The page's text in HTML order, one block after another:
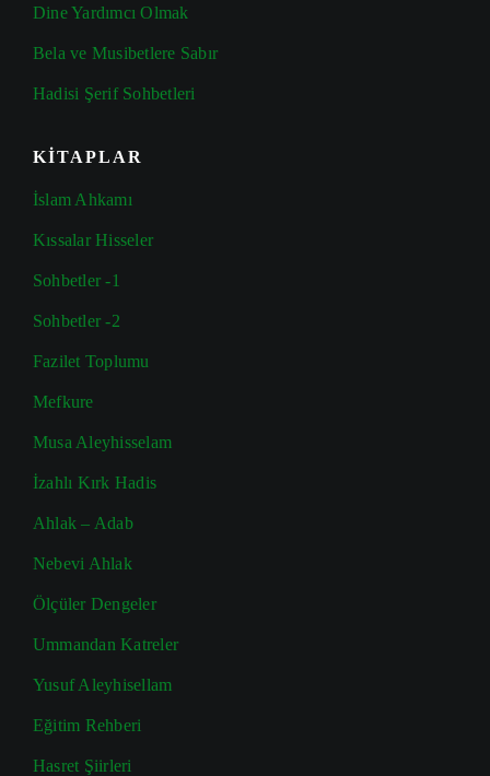
Dine Yardımcı Olmak
Bela ve Musibetlere Sabır
Hadisi Şerif Sohbetleri
KİTAPLAR
İslam Ahkamı
Kıssalar Hisseler
Sohbetler -1
Sohbetler -2
Fazilet Toplumu
Mefkure
Musa Aleyhisselam
İzahlı Kırk Hadis
Ahlak – Adab
Nebevi Ahlak
Ölçüler Dengeler
Ummandan Katreler
Yusuf Aleyhisellam
Eğitim Rehberi
Hasret Şiirleri